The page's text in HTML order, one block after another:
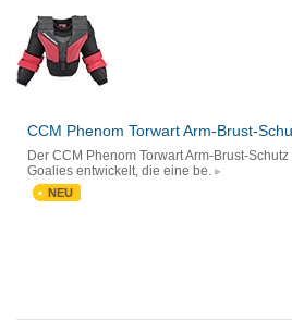
CCM Phenom Torwart Arm-Brust-
Der CCM Phenom Torwart Arm-Brust-
Goalies entwickelt, die eine be.
NEU